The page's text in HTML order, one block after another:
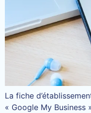
La fiche
« Google My Business